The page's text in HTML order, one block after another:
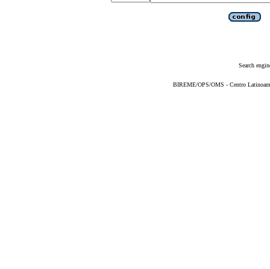
Search
BIREME/OPS/OMS - Centro